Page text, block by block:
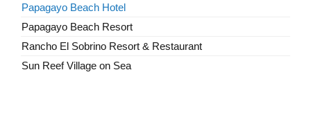
Papagayo Beach Hotel
Papagayo Beach Resort
Rancho El Sobrino Resort & Restaurant
Sun Reef Village on Sea